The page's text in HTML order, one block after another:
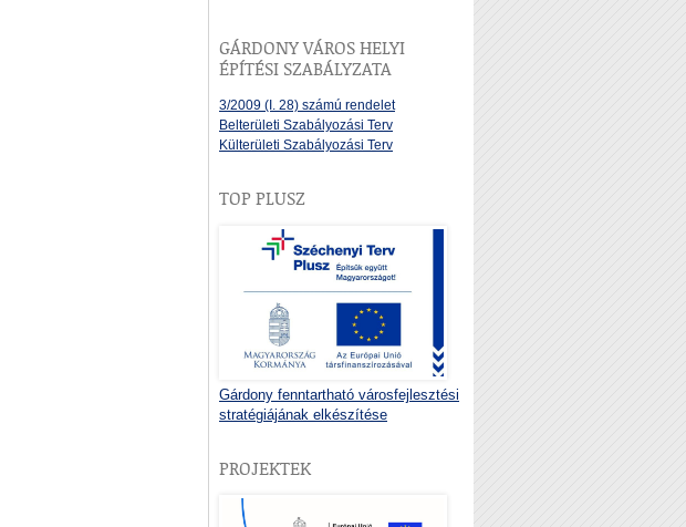
GÁRDONY VÁROS HELYI
ÉPÍTÉSI SZABÁLYZATA
3/2009 (I. 28) számú rendelet
Belterületi Szabályozási Terv
Külterületi Szabályozási Terv
TOP PLUSZ
Gárdony fenntartható városfejlesztési
stratégiájának elkészítése
PROJEKTEK